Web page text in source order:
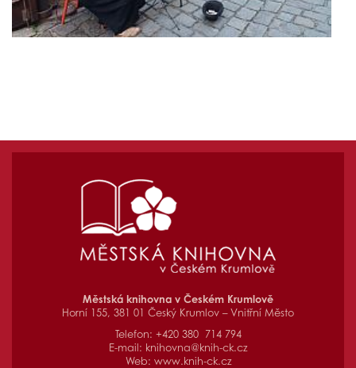
Městská knihovna v Českém Krumlově
Horní 155, 381 01 Český Krumlov – Vnitřní Město
Telefon: +420 380 714 794
E-mail: knihovna@knih-ck.cz
Web: www.knih-ck.cz